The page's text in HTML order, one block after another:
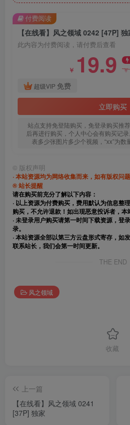
【在线看】风之领域 0242 [47P] 独
此内容为付费阅读，请付费后查看
￥ 19.9 ￥
超级VIP 免费
立即购买
站点支持免登陆购买，免登录购买推
后再进行购买，个人中心会有购买记
表多少张图片多少个视频，“xx”为数
付费阅读
© 版权声明
· 本站资源均为网络收集而来，如有版权问
® 站长提醒
请在购买前充分了解以下内容：
· 以上资源为付费购买，费用默认为信息整
购买，不允许退款！如出现恶意投诉者，本
· 未登录用户购买请第一时间下载资源，登
录。
· 本站资源全部以第三方云盘形式寄存，如
联系站长，我们会第一时间更新。
THE END
风之领域
收藏
上一篇
【在线看】风之领域 0241
[37P] 独家